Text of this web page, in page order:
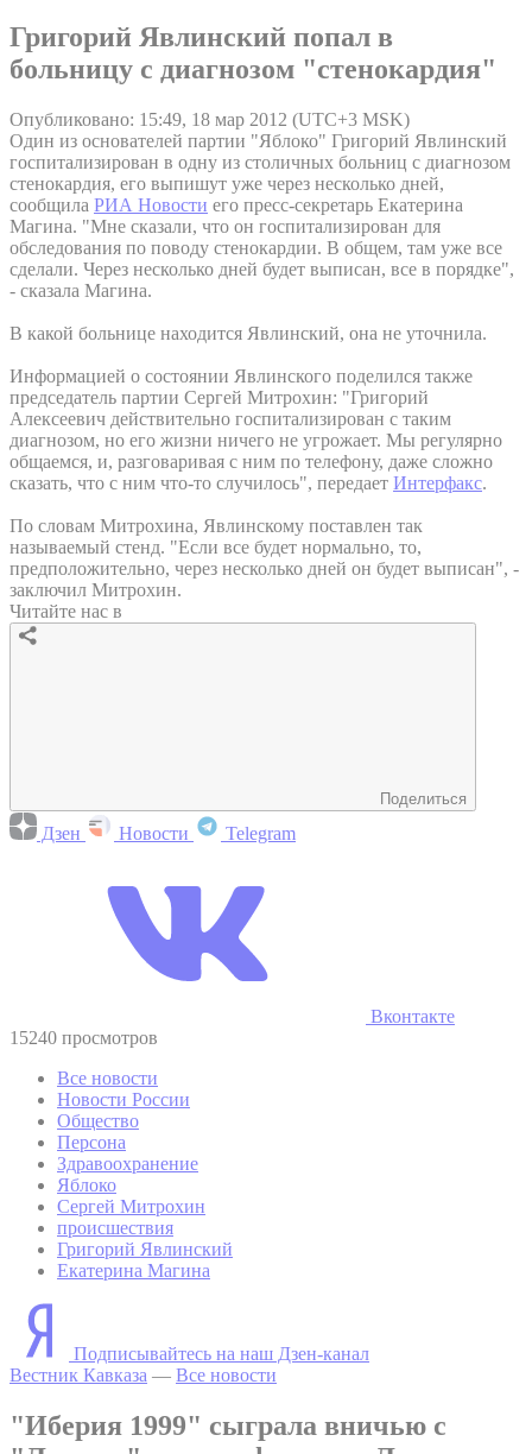
Григорий Явлинский попал в
больницу с диагнозом "стенокардия"
Опубликовано: 15:49, 18 мар 2012 (UTC+3 MSK)
Один из основателей партии "Яблоко" Григорий Явлинский
госпитализирован в одну из столичных больниц с диагнозом
стенокардия, его выпишут уже через несколько дней,
сообщила РИА Новости его пресс-секретарь Екатерина
Магина. "Мне сказали, что он госпитализирован для
обследования по поводу стенокардии. В общем, там уже все
сделали. Через несколько дней будет выписан, все в порядке",
- сказала Магина.
В какой больнице находится Явлинский, она не уточнила.
Информацией о состоянии Явлинского поделился также
председатель партии Сергей Митрохин: "Григорий
Алексеевич действительно госпитализирован с таким
диагнозом, но его жизни ничего не угрожает. Мы регулярно
общаемся, и, разговаривая с ним по телефону, даже сложно
сказать, что с ним что-то случилось", передает Интерфакс.
По словам Митрохина, Явлинскому поставлен так
называемый стенд. "Если все будет нормально, то,
предположительно, через несколько дней он будет выписан", -
заключил Митрохин.
Читайте нас в
Поделиться
Дзен Новости Telegram
Вконтакте
15240 просмотров
Все новости
Новости России
Общество
Персона
Здравоохранение
Яблоко
Сергей Митрохин
происшествия
Григорий Явлинский
Екатерина Магина
Подписывайтесь на наш Дзен-канал
Вестник Кавказа — Все новости
"Иберия 1999" сыграла вничью с